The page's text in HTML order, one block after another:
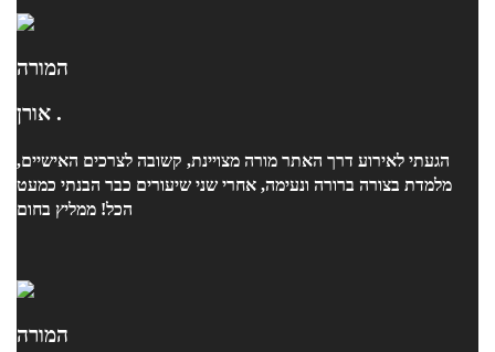
המורה
אורן .
הגעתי לאירוע דרך האתר מורה מצויינת, קשובה לצרכים האישיים,
מלמדת בצורה ברורה ונעימה, אחרי שני שיעורים כבר הבנתי כמעט
הכל! ממליץ בחום
המורה